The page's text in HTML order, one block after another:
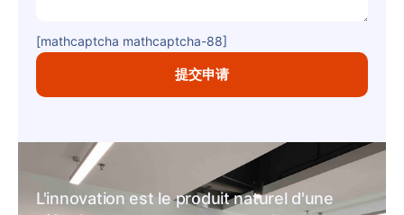
[mathcaptcha mathcaptcha-88]
L'innovation est le produit naturel d'une